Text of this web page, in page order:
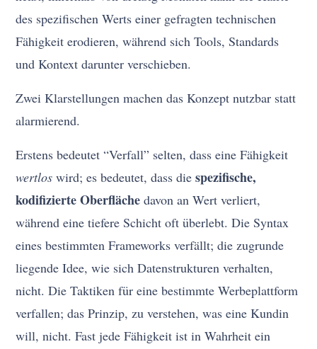
des spezifischen Werts einer gefragten technischen
Fähigkeit erodieren, während sich Tools, Standards
und Kontext darunter verschieben.
Zwei Klarstellungen machen das Konzept nutzbar statt
alarmierend.
Erstens bedeutet “Verfall” selten, dass eine Fähigkeit
wertlos wird; es bedeutet, dass diespezifische,
kodifizierte Oberfläche davon an Wert verliert,
während eine tiefere Schicht oft überlebt. Die Syntax
eines bestimmten Frameworks verfällt; die zugrunde
liegende Idee, wie sich Datenstrukturen verhalten,
nicht. Die Taktiken für eine bestimmte Werbeplattform
verfallen; das Prinzip, zu verstehen, was eine Kundin
will, nicht. Fast jede Fähigkeit ist in Wahrheit ein